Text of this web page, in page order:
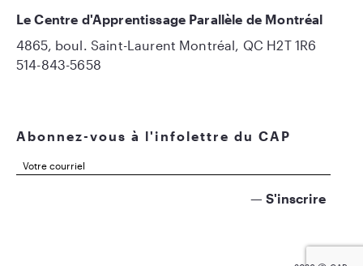
Abonnez-vous à l'infolettre du CAP
Le Centre d'Apprentissage Parallèle de Montréal
4865, boul. Saint-Laurent Montréal, QC H2T 1R6
514-843-5658